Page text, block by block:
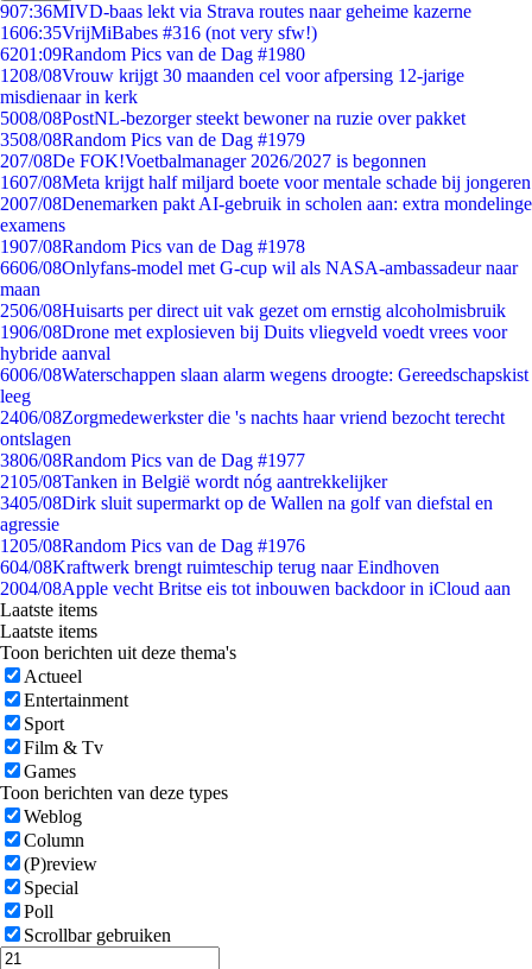
907:36MIVD-baas lekt via Strava routes naar geheime kazerne
1606:35VrijMiBabes #316 (not very sfw!)
6201:09Random Pics van de Dag #1980
1208/08Vrouw krijgt 30 maanden cel voor afpersing 12-jarige
misdienaar in kerk
5008/08PostNL-bezorger steekt bewoner na ruzie over pakket
3508/08Random Pics van de Dag #1979
207/08De FOK!Voetbalmanager 2026/2027 is begonnen
1607/08Meta krijgt half miljard boete voor mentale schade bij jongeren
2007/08Denemarken pakt AI-gebruik in scholen aan: extra mondelinge
examens
1907/08Random Pics van de Dag #1978
6606/08Onlyfans-model met G-cup wil als NASA-ambassadeur naar
maan
2506/08Huisarts per direct uit vak gezet om ernstig alcoholmisbruik
1906/08Drone met explosieven bij Duits vliegveld voedt vrees voor
hybride aanval
6006/08Waterschappen slaan alarm wegens droogte: Gereedschapskist
leeg
2406/08Zorgmedewerkster die 's nachts haar vriend bezocht terecht
ontslagen
3806/08Random Pics van de Dag #1977
2105/08Tanken in België wordt nóg aantrekkelijker
3405/08Dirk sluit supermarkt op de Wallen na golf van diefstal en
agressie
1205/08Random Pics van de Dag #1976
604/08Kraftwerk brengt ruimteschip terug naar Eindhoven
2004/08Apple vecht Britse eis tot inbouwen backdoor in iCloud aan
Laatste items
Laatste items
Toon berichten uit deze thema's
Actueel
Entertainment
Sport
Film & Tv
Games
Toon berichten van deze types
Weblog
Column
(P)review
Special
Poll
Scrollbar gebruiken